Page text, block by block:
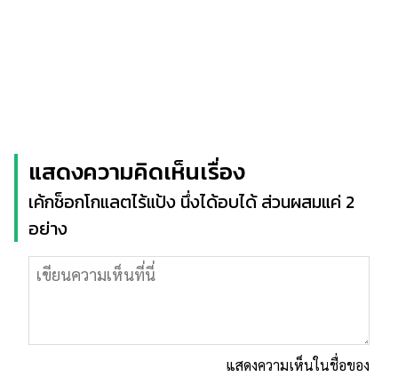
แสดงความคิดเห็นเรื่อง
เค้กช็อกโกแลตไร้แป้ง นึ่งได้อบได้ ส่วนผสมแค่ 2
อย่าง
แสดงความเห็นในชื่อของ